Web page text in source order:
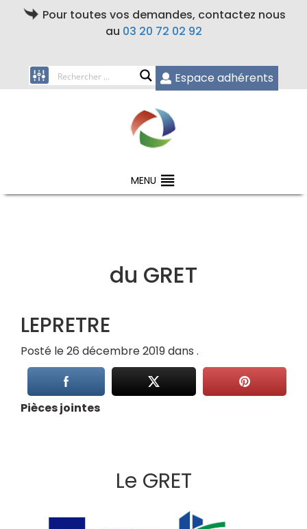
Pour toutes vos demandes, contactez nous
au 03 20 72 02 92
Espace adhérents
MENU
du GRET
LEPRETRE
Posté le 26 décembre 2019 dans .
Pièces jointes
Le GRET